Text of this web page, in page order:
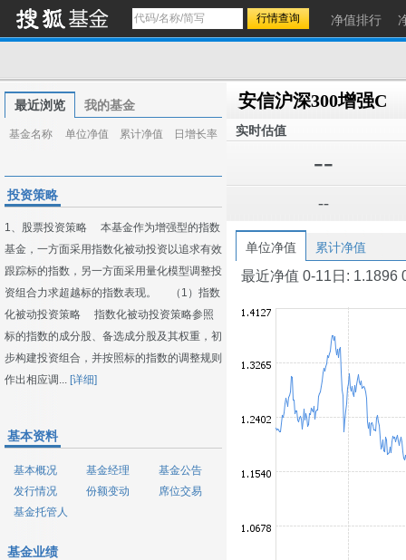
净值排行
最近浏览 我的基金
基金名称 单位净值 累计净值 日增长率
投资策略
1、股票投资策略 本基金作为增强型的指数
基金，一方面采用指数化被动投资以追求有效
跟踪标的指数，另一方面采用量化模型调整投
资组合力求超越标的指数表现。 （1）指数
化被动投资策略 指数化被动投资策略参照
标的指数的成分股、备选成分股及其权重，初
步构建投资组合，并按照标的指数的调整规则
作出相应调... [详细]
基本资料
基本概况 基金经理
基金公告
发行情况
份额变动
席位交易
基金托管人
基金业绩
安信沪深300增强C
实时估值
--
--
单位净值 累计净值
最近净值 0-11日: 1.1896